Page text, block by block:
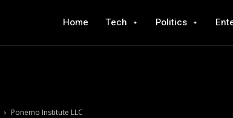
Home Tech Politics
Ponemo Institute LLC